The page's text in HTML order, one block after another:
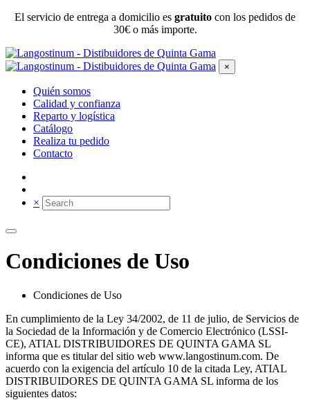
El servicio de entrega a domicilio es gratuito con los pedidos de
30€ o más importe.
×
Quién somos
Calidad y confianza
Reparto y logística
Catálogo
Realiza tu pedido
Contacto
×
Condiciones de Uso
Condiciones de Uso
En cumplimiento de la Ley 34/2002, de 11 de julio, de Servicios de
la Sociedad de la Información y de Comercio Electrónico (LSSI-
CE), ATIAL DISTRIBUIDORES DE QUINTA GAMA SL
informa que es titular del sitio web www.langostinum.com. De
acuerdo con la exigencia del artículo 10 de la citada Ley, ATIAL
DISTRIBUIDORES DE QUINTA GAMA SL informa de los
siguientes datos: